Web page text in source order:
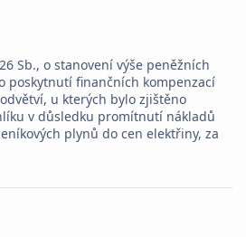
Sb., o stanovení výše peněžních
poskytnutí finančních kompenzací
u kterých bylo zjištěno
v důsledku promítnutí nákladů
plynů do cen elektřiny, za